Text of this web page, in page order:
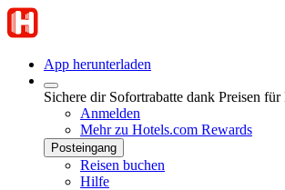
App herunterladen
Sichere dir Sofortrabatte dank Preisen
Anmelden
Mehr zu Hotels.com Rewards
Posteingang
Reisen buchen
Hilfe